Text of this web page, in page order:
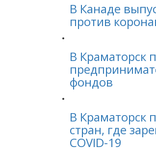
В Канаде
против
В Краматорск
фондов
В Краматорск
стран, где
COVID-19